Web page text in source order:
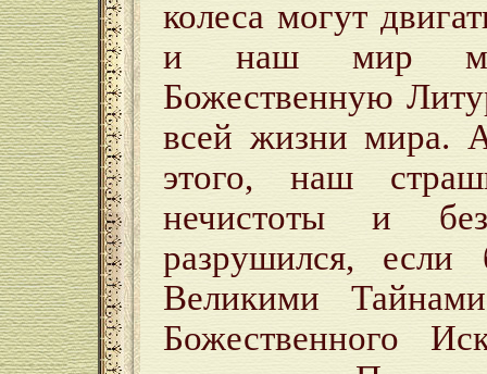
колеса могут
и наш мир
Божественную
всей жизни мира.
этого, наш
нечистоты и
разрушился,
Великими
Божественного